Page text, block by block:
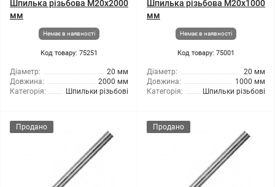
Шпилька різьбова M20x2000
мм
Немає в наявності
Код товару: 75251
Діаметр:
20 мм
Довжина:
2000 мм
Категорія:
Шпильки різьбові
Шпилька різьбова M20x1000
мм
Немає в наявності
Код товару: 75001
Діаметр:
20 мм
Довжина:
1000 мм
Категорія:
Шпильки різьбові
Продано Продано